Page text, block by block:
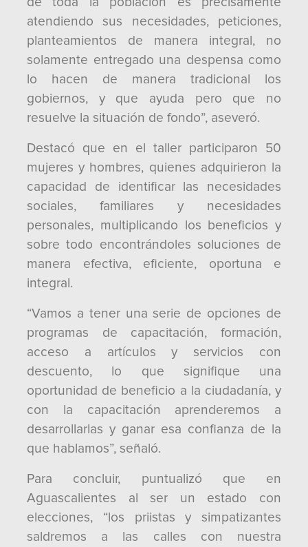
atendiendo sus necesidades, peticiones,
planteamientos de manera integral, no
solamente entregado una despensa como
lo hacen de manera tradicional los
gobiernos, y que ayuda pero que no
resuelve la situación de fondo”, aseveró.
Destacó que en el taller participaron 50
mujeres y hombres, quienes adquirieron la
capacidad de identificar las necesidades
sociales, familiares y necesidades
personales, multiplicando los beneficios y
sobre todo encontrándoles soluciones de
manera efectiva, eficiente, oportuna e
integral.
“Vamos a tener una serie de opciones de
programas de capacitación, formación,
acceso a artículos y servicios con
descuento, lo que signifique una
oportunidad de beneficio a la ciudadanía, y
con la capacitación aprenderemos a
desarrollarlas y ganar esa confianza de la
que hablamos”, señaló.
Para concluir, puntualizó que en
Aguascalientes al ser un estado con
elecciones, “los priistas y simpatizantes
saldremos a las calles con nuestra